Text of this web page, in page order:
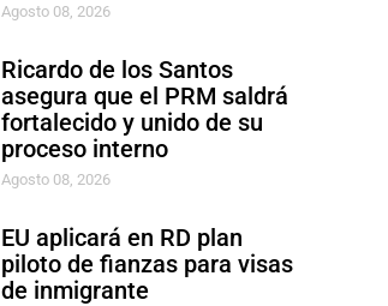
Agosto 08, 2026
Ricardo de los Santos
asegura que el PRM saldrá
fortalecido y unido de su
proceso interno
Agosto 08, 2026
EU aplicará en RD plan
piloto de fianzas para visas
de inmigrante